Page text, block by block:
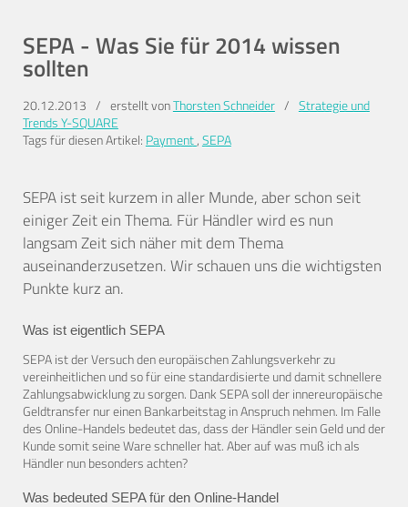
SEPA - Was Sie für 2014 wissen
sollten
20.12.2013 / erstellt vonThorsten Schneider / Strategie und
TrendsY-SQUARE
Tags für diesen Artikel: Payment,SEPA
SEPA ist seit kurzem in aller Munde, aber schon seit
einiger Zeit ein Thema. Für Händler wird es nun
langsam Zeit sich näher mit dem Thema
auseinanderzusetzen. Wir schauen uns die wichtigsten
Punkte kurz an.
Was ist eigentlich SEPA
SEPA ist der Versuch den europäischen Zahlungsverkehr zu
vereinheitlichen und so für eine standardisierte und damit schnellere
Zahlungsabwicklung zu sorgen. Dank SEPA soll der innereuropäische
Geldtransfer nur einen Bankarbeitstag in Anspruch nehmen. Im Falle
des Online-Handels bedeutet das, dass der Händler sein Geld und der
Kunde somit seine Ware schneller hat. Aber auf was muß ich als
Händler nun besonders achten?
Was bedeuted SEPA für den Online-Handel